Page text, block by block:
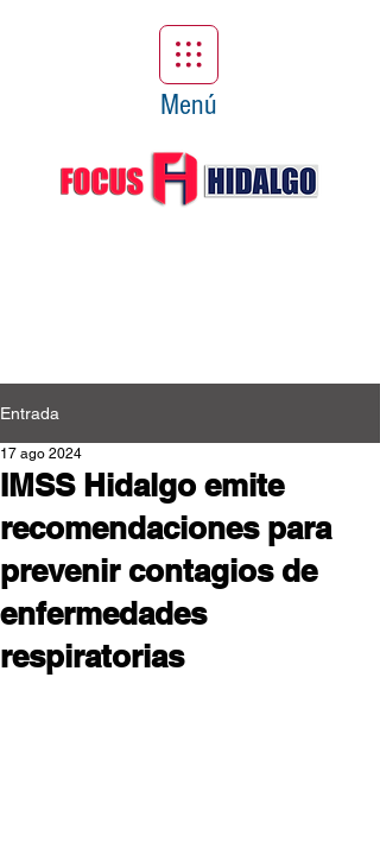
Menú
Entrada
IMSS Hidalgo emite
recomendaciones para
prevenir contagios de
enfermedades
respiratorias
17 ago 2024